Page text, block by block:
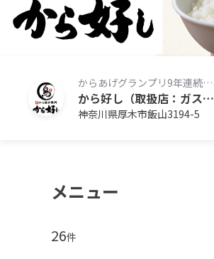
からあげグランプリ9年連続金賞の本格からあげ専門店の味をお届けします。
から好し（取扱店：ガスト厚木白山店）
神奈川県厚木市飯山3194-5
メニュー
26件